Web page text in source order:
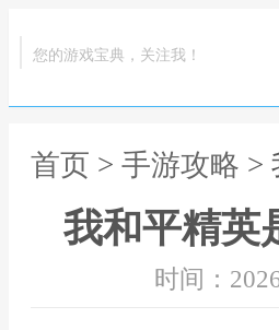
您的游戏宝典，关注我！
首页 > 手游攻略 >
我和平精英
时间：